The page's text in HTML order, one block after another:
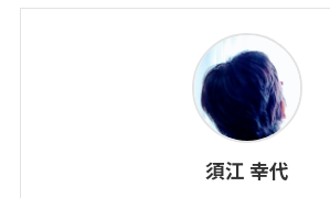
須江 幸代